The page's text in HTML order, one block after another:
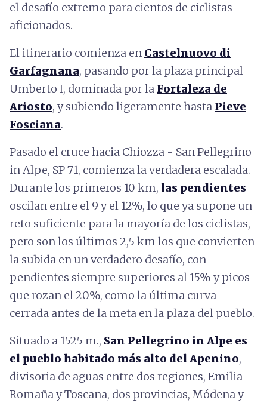
el desafío extremo para cientos de ciclistas
aficionados.
El itinerario comienza en Castelnuovo di
Garfagnana, pasando por la plaza principal
Umberto I, dominada por la Fortaleza de
Ariosto, y subiendo ligeramente hasta Pieve
Fosciana.
Pasado el cruce hacia Chiozza - San Pellegrino
in Alpe, SP 71, comienza la verdadera escalada.
Durante los primeros 10 km, las pendientes
oscilan entre el 9 y el 12%, lo que ya supone un
reto suficiente para la mayoría de los ciclistas,
pero son los últimos 2,5 km los que convierten
la subida en un verdadero desafío, con
pendientes siempre superiores al 15% y picos
que rozan el 20%, como la última curva
cerrada antes de la meta en la plaza del pueblo.
Situado a 1525 m., San Pellegrino in Alpe es
el pueblo habitado más alto del Apenino,
divisoria de aguas entre dos regiones, Emilia
Romaña y Toscana, dos provincias, Módena y